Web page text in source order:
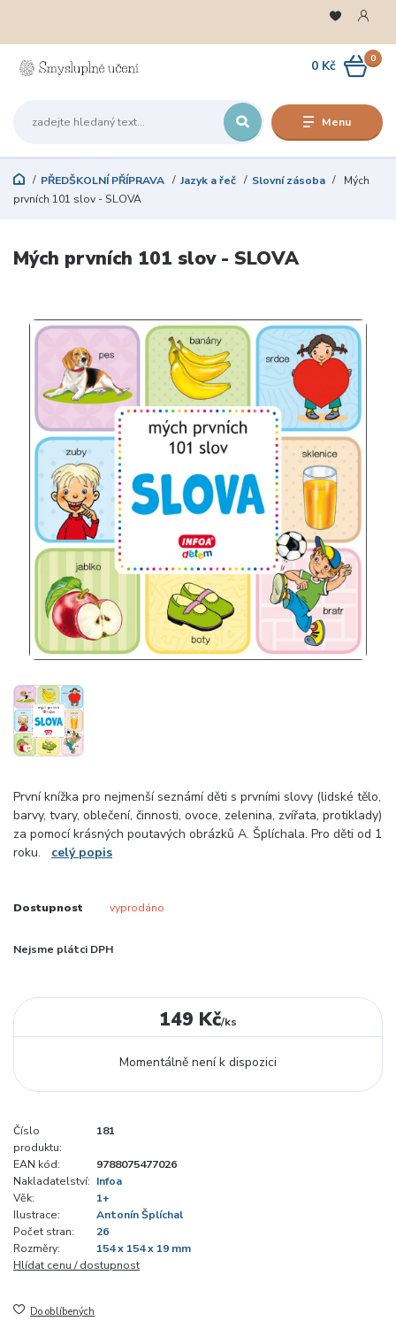
Menu
0
0 Kč
PŘEDŠKOLNÍ PŘÍPRAVA Jazyk a řeč Slovní zásoba
Mých
prvních 101 slov - SLOVA
Mých prvních 101 slov - SLOVA
První knížka pro nejmenší seznámí děti s prvními slovy (lidské tělo,
barvy, tvary, oblečení, činnosti, ovoce, zelenina, zvířata, protiklady)
za pomocí krásných poutavých obrázků A. Šplíchala. Pro děti od 1
roku. celý popis
Dostupnost vyprodáno
Nejsme plátci DPH
149 Kč/ks
Momentálně není k dispozici
Číslo
produktu:
181
EAN kód:
9788075477026
Nakladatelství: Infoa
Věk:
1+
Ilustrace:
Antonín Šplíchal
Počet stran:
26
Rozměry:
154 x 154 x 19 mm
Hlídat cenu / dostupnost
Do oblíbených